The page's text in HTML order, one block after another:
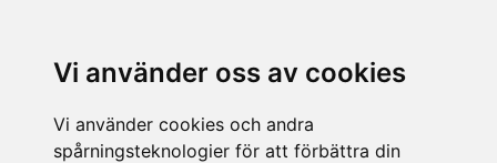
Vi använder oss av cookies
Vi använder cookies och andra
spårningsteknologier för att förbättra din